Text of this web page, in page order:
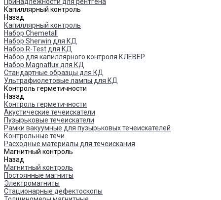
Капиллярный контроль
Назад
Капиллярный контроль
Набор Chemetall
Набор Sherwin для КД
Набор R-Test для КД
Набор для капиллярного контроля КЛЕВЕР
Набор Magnaflux для КД
Стандартные образцы для КД
Ультрафиолетовые лампы для КД
Контроль герметичности
Назад
Контроль герметичности
Акустические течеискатели
Пузырьковые течеискатели
Рамки вакуумные для пузырьковых течеискателей
Контрольные течи
Расходные материалы для течеискания
Магнитный контроль
Назад
Магнитный контроль
Постоянные магниты
Электромагниты
Стационарные дефектоскопы